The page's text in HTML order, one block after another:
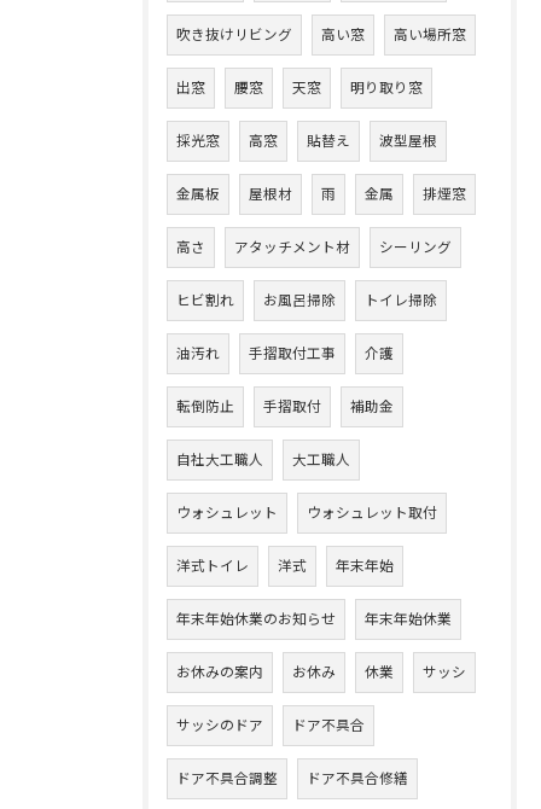
吹き抜けリビング 高い窓 高い場所窓
出窓 腰窓 天窓 明り取り窓
採光窓 高窓 貼替え 波型屋根
金属板 屋根材 雨 金属 排煙窓
高さ アタッチメント材 シーリング
ヒビ割れ お風呂掃除 トイレ掃除
油汚れ 手摺取付工事 介護
転倒防止 手摺取付 補助金
自社大工職人 大工職人
ウォシュレット ウォシュレット取付
洋式トイレ 洋式 年末年始
年末年始休業のお知らせ 年末年始休業
お休みの案内 お休み 休業 サッシ
サッシのドア ドア不具合
ドア不具合調整 ドア不具合修繕